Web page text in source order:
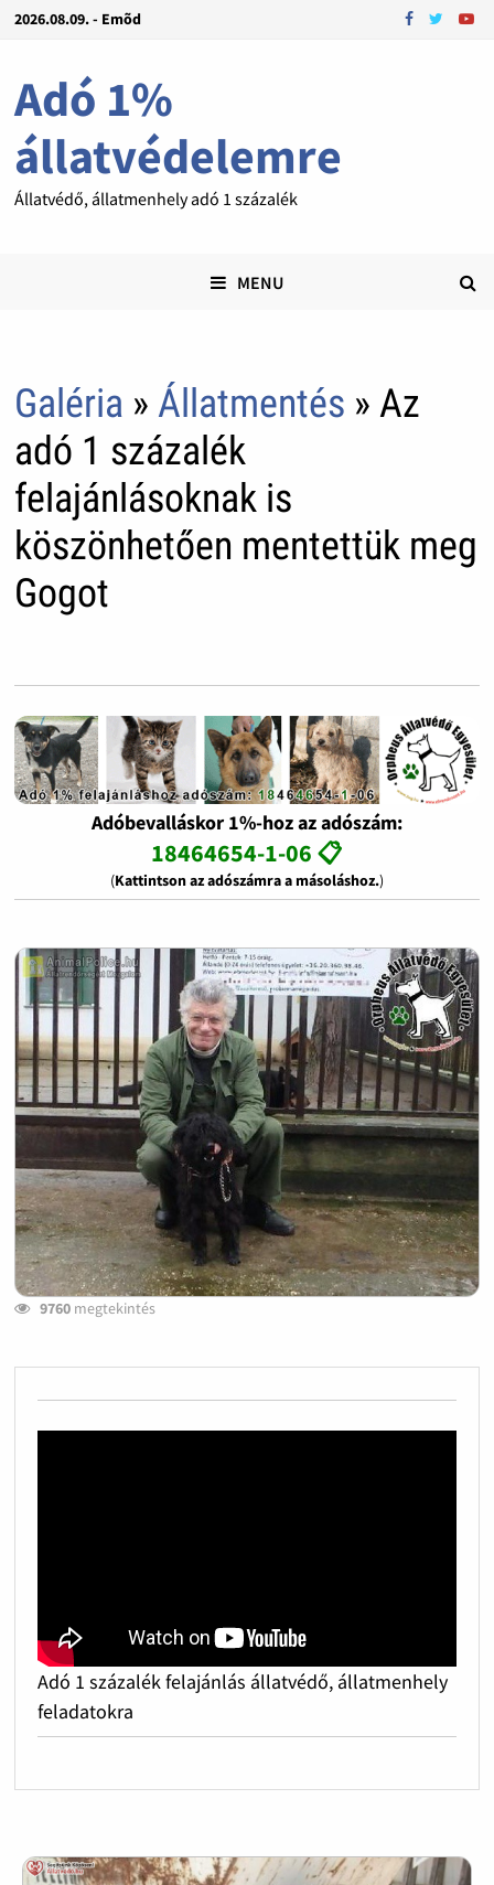
2026.08.09. - Emõd
Adó 1%
állatvédelemre
Állatvédő, állatmenhely adó 1 százalék
MENU
Galéria » Állatmentés » Az
adó 1 százalék
felajánlásoknak is
köszönhetően mentettük meg
Gogot
Adóbevalláskor 1%-hoz az adószám:
18464654-1-06 📋
(Kattintson az adószámra a másoláshoz.)
9760megtekintés
Adó 1 százalék felajánlás állatvédő, állatmenhely
feladatokra